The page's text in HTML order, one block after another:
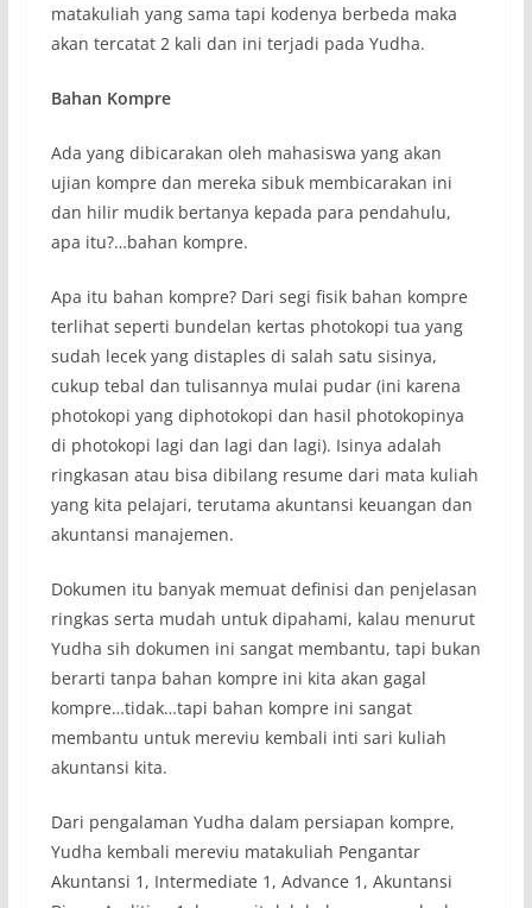
matakuliah yang sama tapi kodenya berbeda maka
akan tercatat 2 kali dan ini terjadi pada Yudha.
Bahan Kompre
Ada yang dibicarakan oleh mahasiswa yang akan
ujian kompre dan mereka sibuk membicarakan ini
dan hilir mudik bertanya kepada para pendahulu,
apa itu?…bahan kompre.
Apa itu bahan kompre? Dari segi fisik bahan kompre
terlihat seperti bundelan kertas photokopi tua yang
sudah lecek yang distaples di salah satu sisinya,
cukup tebal dan tulisannya mulai pudar (ini karena
photokopi yang diphotokopi dan hasil photokopinya
di photokopi lagi dan lagi dan lagi). Isinya adalah
ringkasan atau bisa dibilang resume dari mata kuliah
yang kita pelajari, terutama akuntansi keuangan dan
akuntansi manajemen.
Dokumen itu banyak memuat definisi dan penjelasan
ringkas serta mudah untuk dipahami, kalau menurut
Yudha sih dokumen ini sangat membantu, tapi bukan
berarti tanpa bahan kompre ini kita akan gagal
kompre…tidak…tapi bahan kompre ini sangat
membantu untuk mereviu kembali inti sari kuliah
akuntansi kita.
Dari pengalaman Yudha dalam persiapan kompre,
Yudha kembali mereviu matakuliah Pengantar
Akuntansi 1, Intermediate 1, Advance 1, Akuntansi